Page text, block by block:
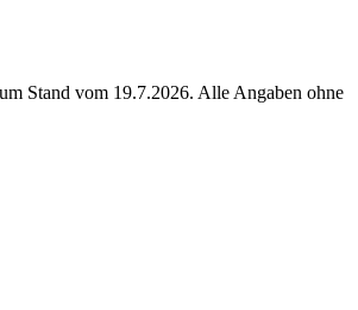
Stand vom 19.7.2026. Alle Angaben ohne